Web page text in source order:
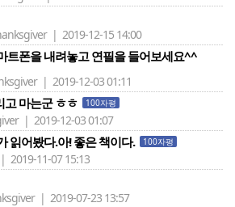
| 2019-12-15 14:00
트폰을 내려놓고 연필을 들어보세요^^
| 2019-12-03 01:11
고 마는군 ㅎㅎ 100자평
| 2019-12-03 01:07
읽어봤다.아! 좋은 책이다. 100자평
2019-11-07 15:13
| 2019-07-23 13:57